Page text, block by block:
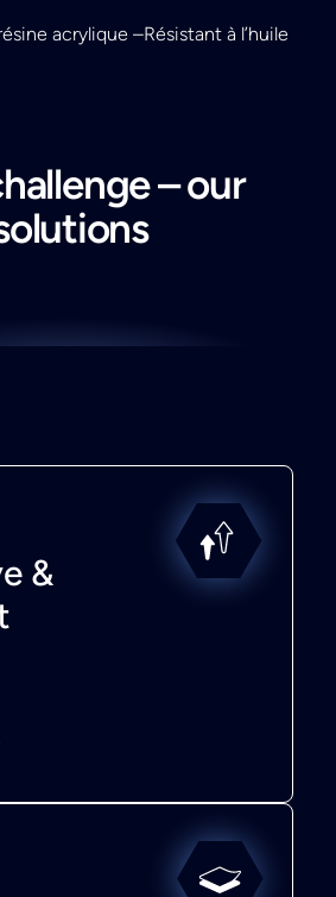
acrylique –Résistant à l’huile
– our
&